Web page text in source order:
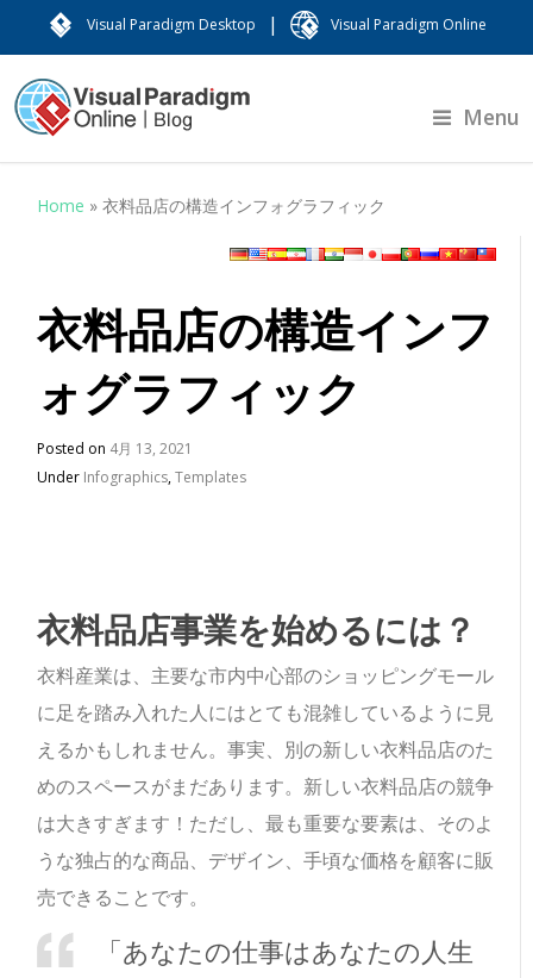
Visual Paradigm Desktop | Visual Paradigm Online
Menu
Home »衣料品店の構造インフォグラフィック
衣料品店の構造インフ
ォグラフィック
Posted on 4月 13, 2021
Under Infographics,Templates
衣料品店事業を始めるには？
衣料産業は、主要な市内中心部のショッピングモール
に足を踏み入れた人にはとても混雑しているように見
えるかもしれません。事実、別の新しい衣料品店のた
めのスペースがまだあります。新しい衣料品店の競争
は大きすぎます！ただし、最も重要な要素は、そのよ
うな独占的な商品、デザイン、手頃な価格を顧客に販
売できることです。
「あなたの仕事はあなたの人生